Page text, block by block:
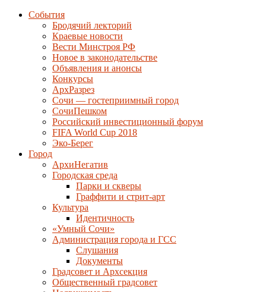
События
Бродячий лекторий
Краевые новости
Вести Минстроя РФ
Новое в законодательстве
Объявления и анонсы
Конкурсы
АрхРазрез
Сочи — гостеприимный город
СочиПешком
Российский инвестиционный форум
FIFA World Cup 2018
Эко-Берег
Город
АрхиНегатив
Городская среда
Парки и скверы
Граффити и стрит-арт
Культура
Идентичность
«Умный Сочи»
Администрация города и ГСС
Слушания
Документы
Градсовет и Архсекция
Общественный градсовет